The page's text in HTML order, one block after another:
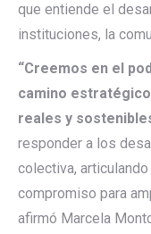
que entiende el
instituciones, la
“Creemos en el
camino
reales y
responder a los
colectiva,
compromiso para
afirmó Marcela